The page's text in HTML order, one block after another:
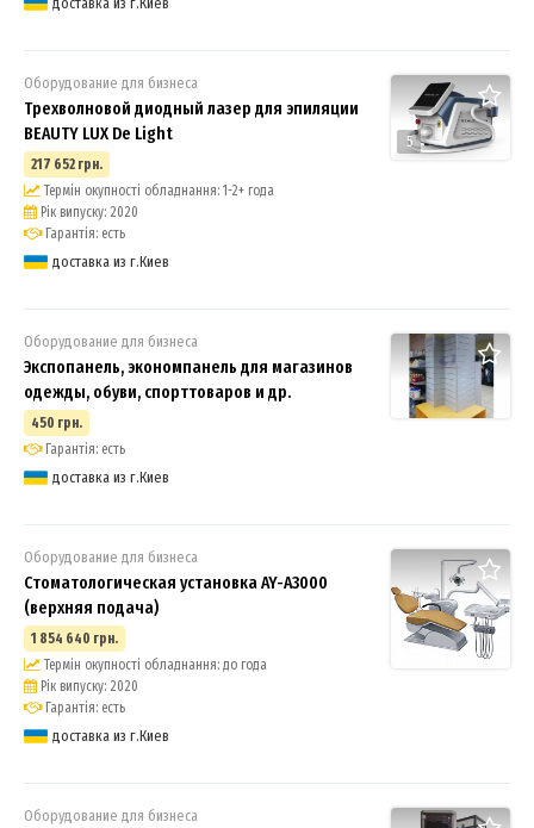
5
Оборудование для бизнеса
Трехволновой диодный лазер для эпиляции
BEAUTY LUX De Light
217 652 грн.
Термін окупності обладнання: 1-2+ года
Рік випуску: 2020
Гарантія: есть
доставка из г.Киев
Оборудование для бизнеса
Экспопанель, экономпанель для магазинов
одежды, обуви, спорттоваров и др.
450 грн.
Гарантія: есть
доставка из г.Киев
Оборудование для бизнеса
Стоматологическая установка AY-A3000
(верхняя подача)
1 854 640 грн.
Термін окупності обладнання: до года
Рік випуску: 2020
Гарантія: есть
доставка из г.Киев
Оборудование для бизнеса